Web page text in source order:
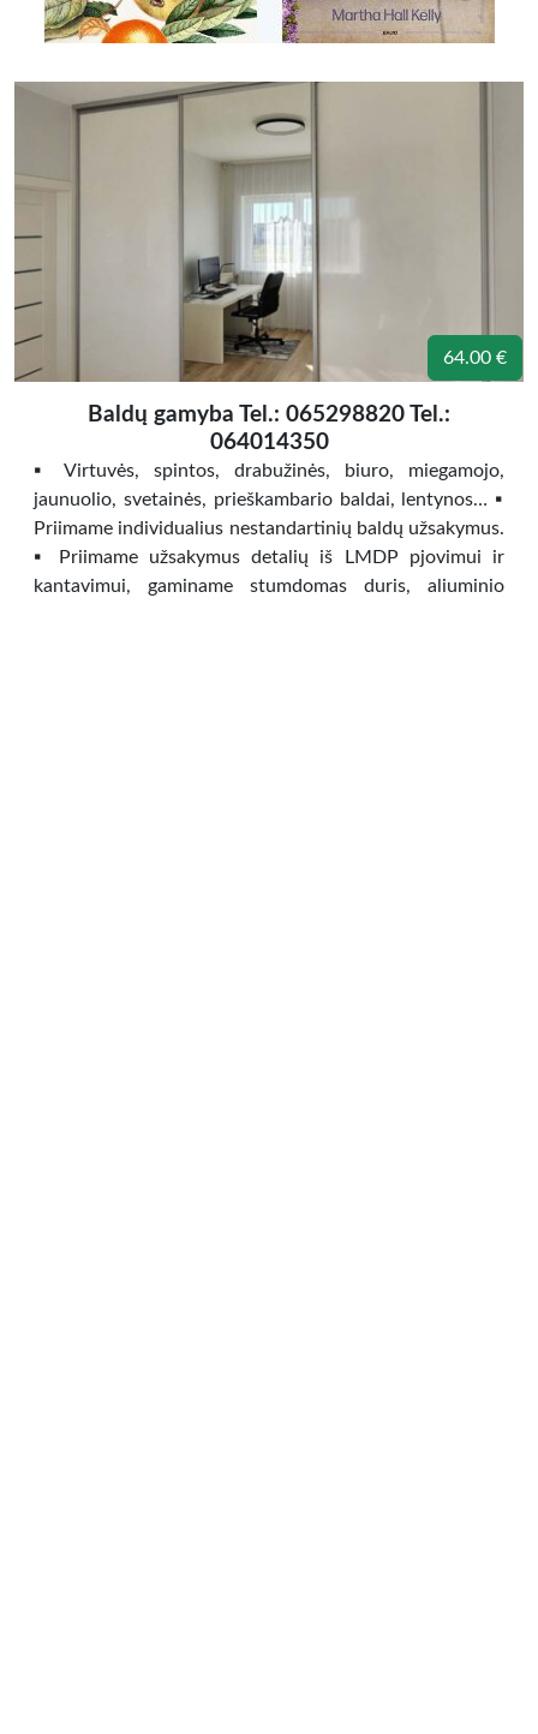
64.00 €
Baldų gamyba Tel.: 065298820 Tel.:
064014350
▪️ Virtuvės, spintos, drabužinės, biuro, miegamojo,
jaunuolio, svetainės, prieškambario baldai, lentynos… ▪️
Priimame individualius nestandartinių baldų užsakymus.
▪️ Priimame užsakymus detalių iš LMDP pjovimui ir
kantavimui, gaminame stumdomas duris, aliuminio